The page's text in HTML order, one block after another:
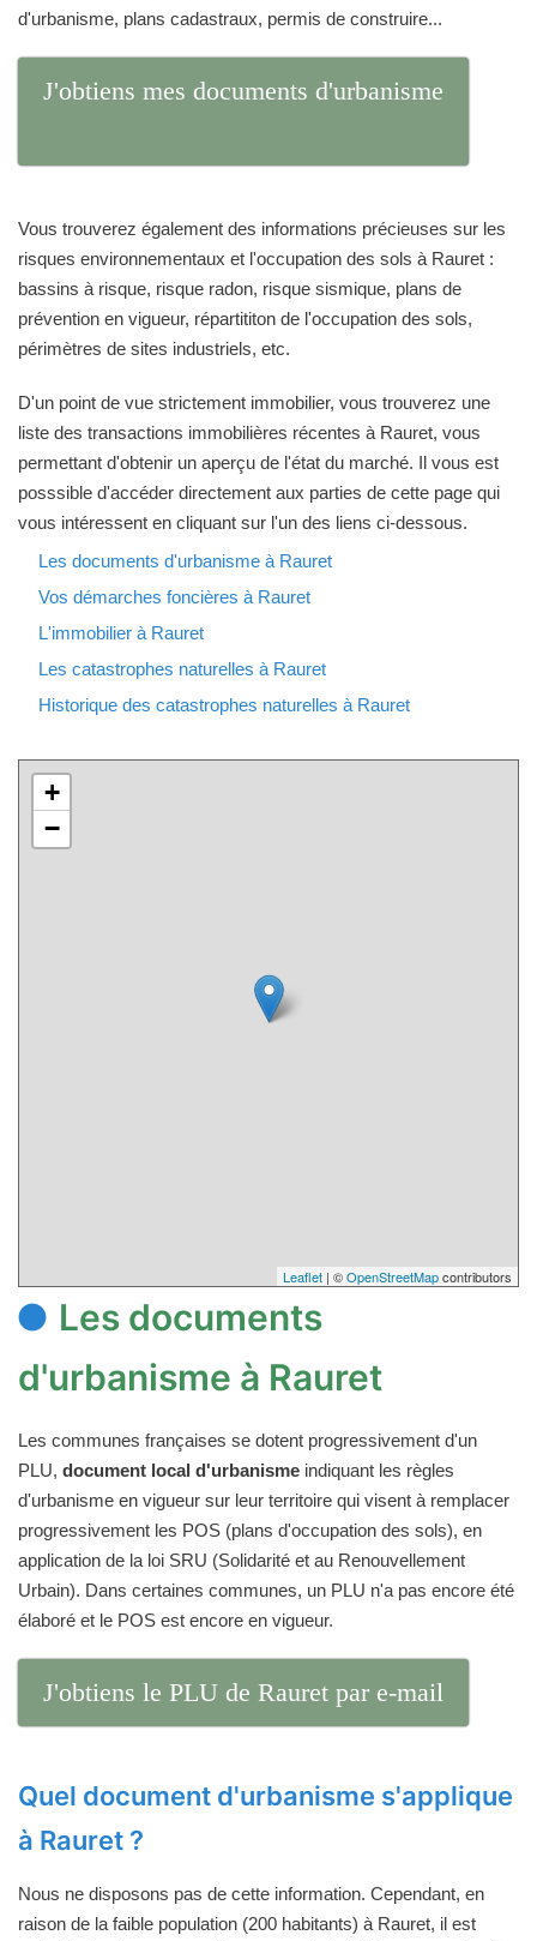
d'urbanisme, plans cadastraux, permis de construire...
J'obtiens mes documents d'urbanisme
Vous trouverez également des informations précieuses sur les
risques environnementaux et l'occupation des sols à Rauret :
bassins à risque, risque radon, risque sismique, plans de
prévention en vigueur, répartititon de l'occupation des sols,
périmètres de sites industriels, etc.
D'un point de vue strictement immobilier, vous trouverez une
liste des transactions immobilières récentes à Rauret, vous
permettant d'obtenir un aperçu de l'état du marché. Il vous est
posssible d'accéder directement aux parties de cette page qui
vous intéressent en cliquant sur l'un des liens ci-dessous.
Les documents d'urbanisme à Rauret
Vos démarches foncières à Rauret
L'immobilier à Rauret
Les catastrophes naturelles à Rauret
Historique des catastrophes naturelles à Rauret
+
−
Leaflet | ©OpenStreetMapcontributors
Les documents
d'urbanisme à Rauret
Les communes françaises se dotent progressivement d'un
PLU, document local d'urbanisme indiquant les règles
d'urbanisme en vigueur sur leur territoire qui visent à remplacer
progressivement les POS (plans d'occupation des sols), en
application de la loi SRU (Solidarité et au Renouvellement
Urbain). Dans certaines communes, un PLU n'a pas encore été
élaboré et le POS est encore en vigueur.
J'obtiens le PLU de Rauret par e-mail
Quel document d'urbanisme s'applique
à Rauret ?
Nous ne disposons pas de cette information. Cependant, en
raison de la faible population (200 habitants) à Rauret, il est